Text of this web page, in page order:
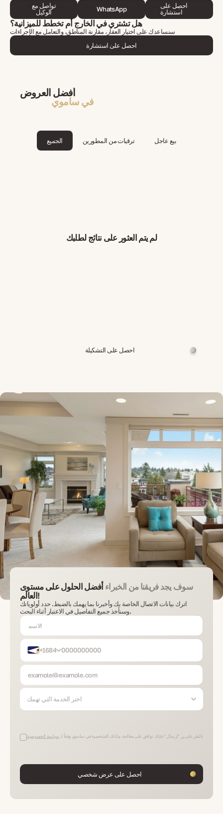
تواصل مع
الوكيل
WhatsApp
احصل على
استشارة
هل تشتري في الخارج أم تخطط للميزانية؟
سنساعدك على اختيار العقار، مقارنة المناطق، والتعامل مع الإجراءات
احصل على استشارة
أفضل العروض
في ساموي
الجميع ترقيات من المطورين بيع عاجل
لم يتم العثور على نتائج لطلبك
احصل على التشكيلة
سوف يجد فريقنا من الخبراءأفضل الحلول على مستوى
العالم!
اترك بيانات الاتصال الخاصة بك وأخبرنا بما يهمك بالضبط. حدد أولوياتك
وسنأخذ جميع التفاصيل في الاعتبار أثناء البحث.
+1684
اختر الخدمة التي تهمك
بالنقر على زر "إرسال"، فإنك توافق على معالجة بياناتك الشخصية في ساموي وفقاً لـ سياسة الخصوصية
احصل على عرض شخصي